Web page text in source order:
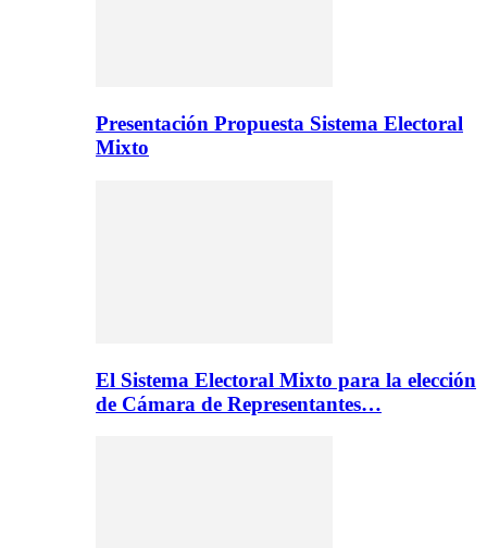
Presentación Propuesta Sistema Electoral
Mixto
El Sistema Electoral Mixto para la elección
de Cámara de Representantes…